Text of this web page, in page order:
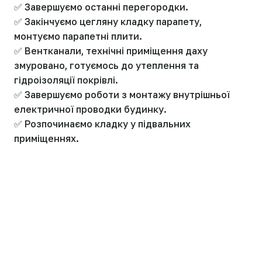
✅ Завершуємо останні перегородки.
✅ Закінчуємо цегляну кладку парапету,
монтуємо парапетні плити.
✅ Вентканали, технічні приміщення даху
змуровано, готуємось до утеплення та
гідроізоляції покрівлі.
✅ Завершуємо роботи з монтажу внутрішньої
електричної проводки будинку.
✅ Розпочинаємо кладку у підвальних
приміщеннях.